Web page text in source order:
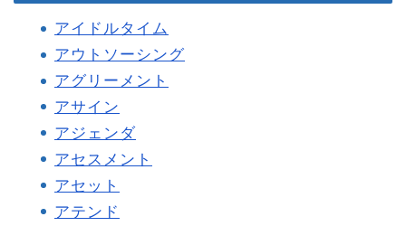
アイドルタイム
アウトソーシング
アグリーメント
アサイン
アジェンダ
アセスメント
アセット
アテンド